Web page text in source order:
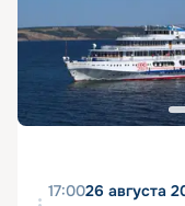
17:0026 августа